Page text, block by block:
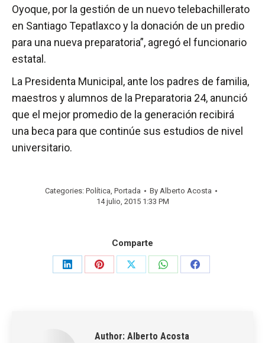
Oyoque, por la gestión de un nuevo telebachillerato
en Santiago Tepatlaxco y la donación de un predio
para una nueva preparatoria”, agregó el funcionario
estatal.
La Presidenta Municipal, ante los padres de familia,
maestros y alumnos de la Preparatoria 24, anunció
que el mejor promedio de la generación recibirá
una beca para que continúe sus estudios de nivel
universitario.
Categories: Política, Portada By Alberto Acosta
14 julio, 2015 1:33 PM
Comparte
Share
Share
Share
Share
Share
Author: Alberto Acosta